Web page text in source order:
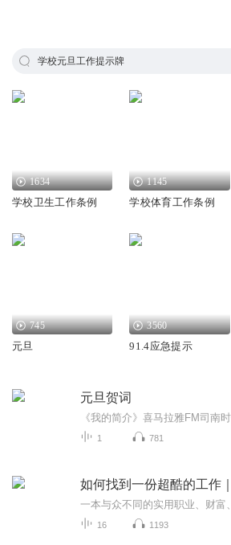
学校元旦工作提示牌
1634
学校卫生工作条例
1145
学校体育工作条例
745
元旦
3560
91.4应急提示
元旦贺词
1 781
如何找到一份超酷的工作
16 1193